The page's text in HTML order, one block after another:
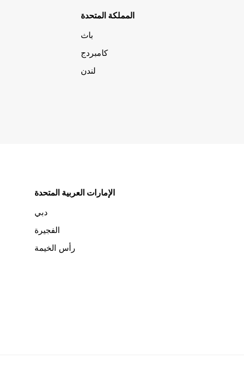
المملكة المتحدة
باث
كامبردج
لندن
الإمارات العربية المتحدة
دبي
الفجيرة
رأس الخيمة